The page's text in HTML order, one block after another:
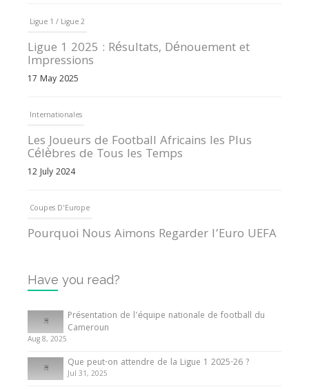
Ligue 1 / Ligue 2
Ligue 1 2025 : Résultats, Dénouement et
Impressions
17 May 2025
Internationales
Les Joueurs de Football Africains les Plus
Célèbres de Tous les Temps
12 July 2024
Coupes D'Europe
Pourquoi Nous Aimons Regarder l’Euro UEFA
Internationales
Tout ce que vous devez savoir sur la Coupe
d’Afrique des Nations
10 May 2024
Internationales
Have you read?
Présentation de l’équipe nationale de football du
Cameroun
Aug 8, 2025
Que peut-on attendre de la Ligue 1 2025-26 ?
Jul 31, 2025